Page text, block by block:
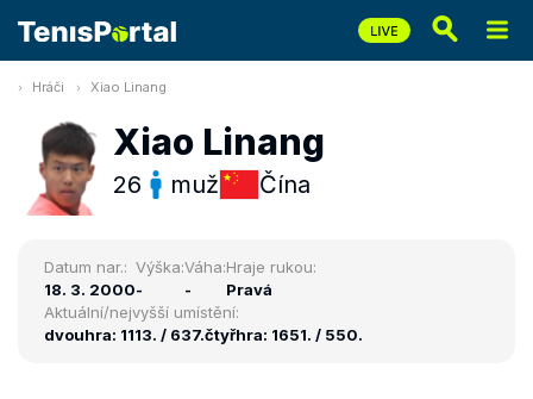
Hráči Xiao Linang
Xiao Linang
26 muž Čína
Datum nar.:
18. 3. 2000
Výška:
-
Váha:
-
Hraje rukou:
Pravá
Aktuální/nejvyšší umístění:
dvouhra: 1113. / 637.čtyřhra: 1651. / 550.